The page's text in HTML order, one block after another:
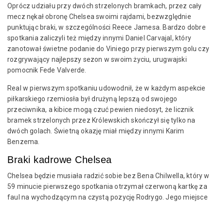
Oprócz udziału przy dwóch strzelonych bramkach, przez cały
mecz nękał obronę Chelsea swoimi rajdami, bezwzględnie
punktując braki, w szczególności Reece Jamesa. Bardzo dobre
spotkania zaliczyli też między innymi Daniel Carvajal, który
zanotował świetne podanie do Viniego przy pierwszym golu czy
rozgrywający najlepszy sezon w swoim życiu, urugwajski
pomocnik Fede Valverde.
Real w pierwszym spotkaniu udowodnił, że w każdym aspekcie
piłkarskiego rzemiosła był drużyną lepszą od swojego
przeciwnika, a kibice mogą czuć pewien niedosyt, że licznik
bramek strzelonych przez Królewskich skończył się tylko na
dwóch golach. Świetną okazję miał między innymi Karim
Benzema.
Braki kadrowe Chelsea
Chelsea będzie musiała radzić sobie bez Bena Chilwella, który w
59 minucie pierwszego spotkania otrzymał czerwoną kartkę za
faul na wychodzącym na czystą pozycję Rodrygo. Jego miejsce